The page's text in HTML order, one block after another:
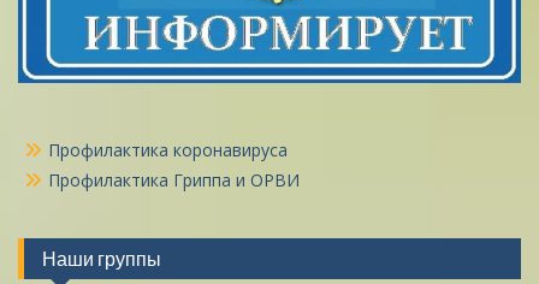
Профилактика коронавируса
Профилактика Гриппа и ОРВИ
Наши группы